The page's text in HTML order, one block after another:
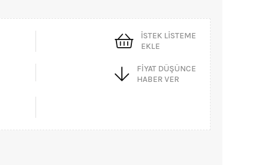
İSTEK LISTEME
EKLE
FIYAT DÜŞÜNCE
HABER VER